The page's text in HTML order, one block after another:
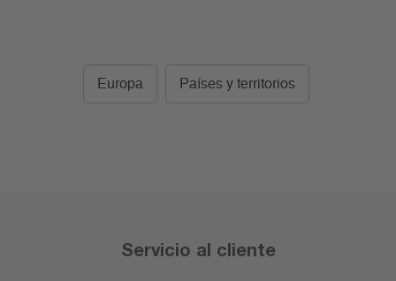
Europa Países y territorios
Servicio al cliente